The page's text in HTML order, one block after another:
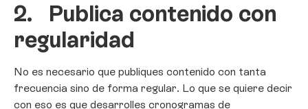
2. Publica contenido con
regularidad
No es necesario que publiques contenido con tanta
frecuencia sino de forma regular. Lo que se quiere decir
con eso es que desarrolles cronogramas de